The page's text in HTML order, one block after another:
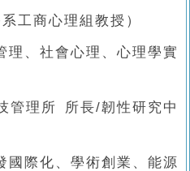
系工商心理組教授）
理、社會心理、心理學實
管理所 所長/韌性研究中
國際化、學術創業、能源